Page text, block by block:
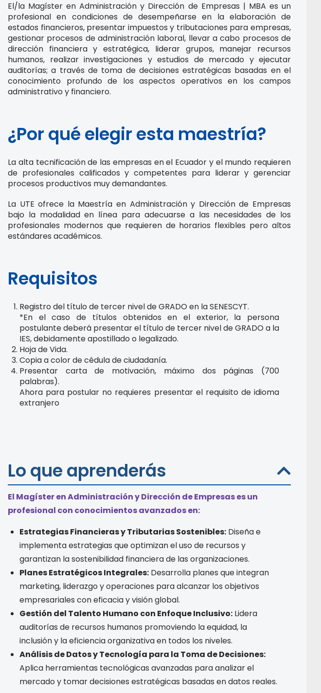
El/la Magíster en Administración y Dirección de Empresas | MBA es un
profesional en condiciones de desempeñarse en la elaboración de
estados financieros, presentar impuestos y tributaciones para empresas,
gestionar procesos de administración laboral, llevar a cabo procesos de
dirección financiera y estratégica, liderar grupos, manejar recursos
humanos, realizar investigaciones y estudios de mercado y ejecutar
auditorías; a través de toma de decisiones estratégicas basadas en el
conocimiento profundo de los aspectos operativos en los campos
administrativo y financiero.
¿Por qué elegir esta maestría?
La alta tecnificación de las empresas en el Ecuador y el mundo requieren
de profesionales calificados y competentes para liderar y gerenciar
procesos productivos muy demandantes.
La UTE ofrece la Maestría en Administración y Dirección de Empresas
bajo la modalidad en línea para adecuarse a las necesidades de los
profesionales modernos que requieren de horarios flexibles pero altos
estándares académicos.
Requisitos
Registro del título de tercer nivel de GRADO en la SENESCYT.
*En el caso de títulos obtenidos en el exterior, la persona
postulante deberá presentar el título de tercer nivel de GRADO a la
IES, debidamente apostillado o legalizado.
Hoja de Vida.
Copia a color de cédula de ciudadanía.
Presentar carta de motivación, máximo dos páginas (700
palabras).
Ahora para postular no requieres presentar el requisito de idioma
extranjero
Lo que aprenderás
El Magíster en Administración y Dirección de Empresas es un
profesional con conocimientos avanzados en:
Estrategias Financieras y Tributarias Sostenibles: Diseña e
implementa estrategias que optimizan el uso de recursos y
garantizan la sostenibilidad financiera de las organizaciones.
Planes Estratégicos Integrales: Desarrolla planes que integran
marketing, liderazgo y operaciones para alcanzar los objetivos
empresariales con eficacia y visión global.
Gestión del Talento Humano con Enfoque Inclusivo: Lidera
auditorías de recursos humanos promoviendo la equidad, la
inclusión y la eficiencia organizativa en todos los niveles.
Análisis de Datos y Tecnología para la Toma de Decisiones:
Aplica herramientas tecnológicas avanzadas para analizar el
mercado y tomar decisiones estratégicas basadas en datos reales.